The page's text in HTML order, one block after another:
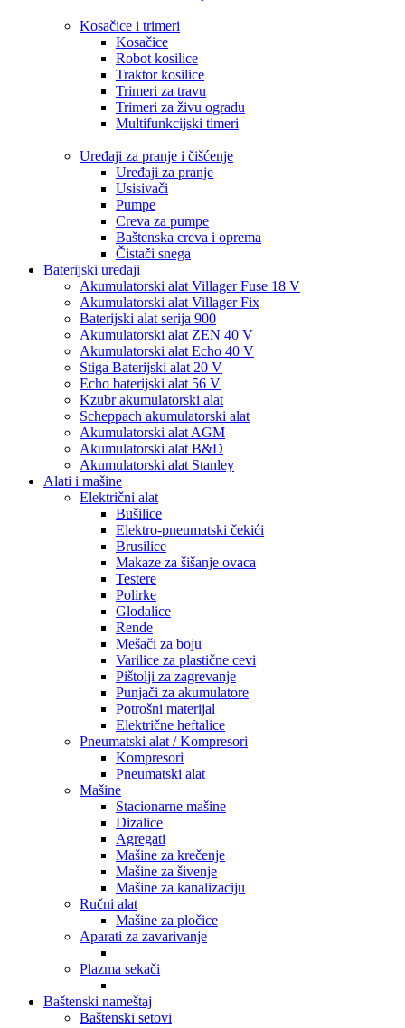
Kosačice i trimeri
Kosačice
Robot kosilice
Traktor kosilice
Trimeri za travu
Trimeri za živu ogradu
Multifunkcijski timeri
Uređaji za pranje i čišćenje
Uređaji za pranje
Usisivači
Pumpe
Creva za pumpe
Baštenska creva i oprema
Čistači snega
Baterijski uređaji
Akumulatorski alat Villager Fuse 18 V
Akumulatorski alat Villager Fix
Baterijski alat serija 900
Akumulatorski alat ZEN 40 V
Akumulatorski alat Echo 40 V
Stiga Baterijski alat 20 V
Echo baterijski alat 56 V
Kzubr akumulatorski alat
Scheppach akumulatorski alat
Akumulatorski alat AGM
Akumulatorski alat B&D
Akumulatorski alat Stanley
Alati i mašine
Električni alat
Bušilice
Elektro-pneumatski čekići
Brusilice
Makaze za šišanje ovaca
Testere
Polirke
Glodalice
Rende
Mešači za boju
Varilice za plastične cevi
Pištolji za zagrevanje
Punjači za akumulatore
Potrošni materijal
Električne heftalice
Pneumatski alat / Kompresori
Kompresori
Pneumatski alat
Mašine
Stacionarne mašine
Dizalice
Agregati
Mašine za krečenje
Mašine za šivenje
Mašine za kanalizaciju
Ručni alat
Mašine za pločice
Aparati za zavarivanje
Plazma sekači
Baštenski nameštaj
Baštenski setovi